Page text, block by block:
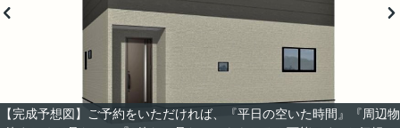
【完成予想図】ご予約をいただければ、『平日の空いた時間』『周辺物